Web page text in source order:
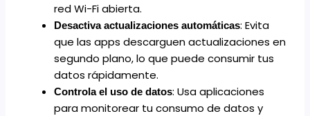
red Wi-Fi abierta.
Desactiva actualizaciones automáticas: Evita
que las apps descarguen actualizaciones en
segundo plano, lo que puede consumir tus
datos rápidamente.
Controla el uso de datos: Usa aplicaciones
para monitorear tu consumo de datos y